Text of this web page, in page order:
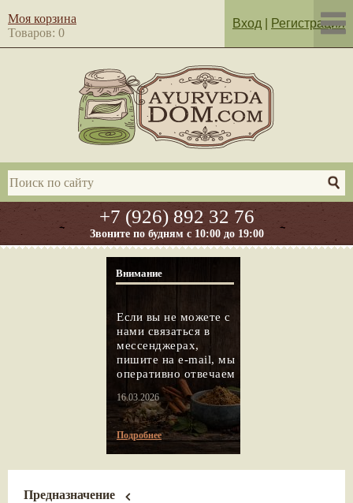
+7 (926) 892 32 76
Звоните по будням с 10:00 до 19:00
Моя корзина
Товаров: 0
Вход Регистрация
Внимание
Если вы не можете с
нами связаться в
мессенджерах,
пишите на e-mail, мы
оперативно отвечаем
16.03.2026
Подробнее
Предназначение